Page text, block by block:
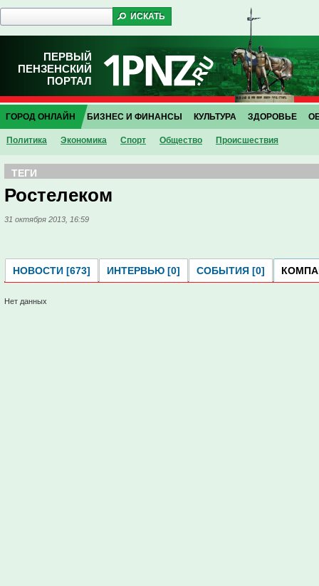
ПЕРВЫЙ
ПЕНЗЕНСКИЙ
ПОРТАЛ
ГОРОД ОНЛАЙН
Политика Экономика Спорт Общество Проиcшествия
БИЗНЕС И ФИНАНСЫ КУЛЬТУРА ЗДОРОВЬЕ
ТЕГИ
Ростелеком
31 октября 2013, 16:59
НОВОСТИ [673] ИНТЕРВЬЮ [0] СОБЫТИЯ [0]
Нет данных